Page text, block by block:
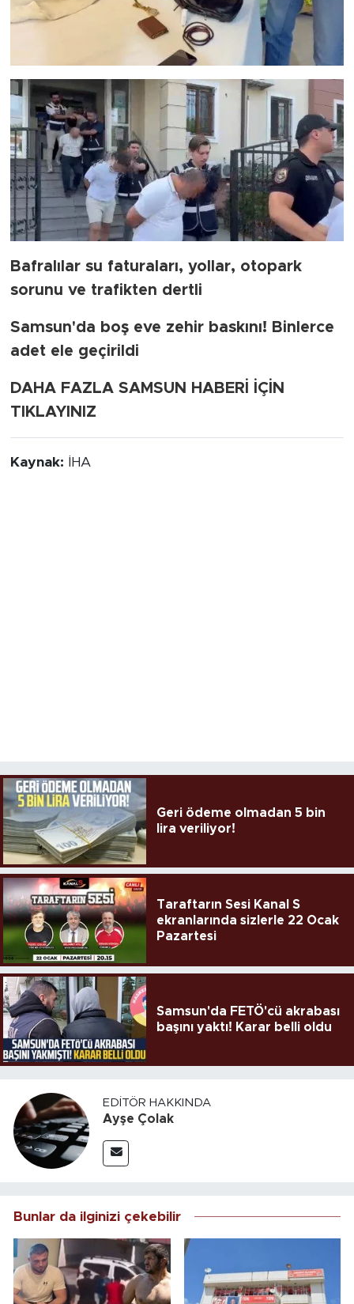
Bafralılar su faturaları, yollar, otopark
sorunu ve trafikten dertli
Samsun'da boş eve zehir baskını! Binlerce
adet ele geçirildi
DAHA FAZLA SAMSUN HABERİ İÇİN
TIKLAYINIZ
Kaynak: İHA
Geri ödeme olmadan 5 bin
lira veriliyor!
Taraftarın Sesi Kanal S
ekranlarında sizlerle 22 Ocak
Pazartesi
Samsun'da FETÖ'cü akrabası
başını yaktı! Karar belli oldu
EDITÖR HAKKINDA
Ayşe Çolak
Bunlar da ilginizi çekebilir